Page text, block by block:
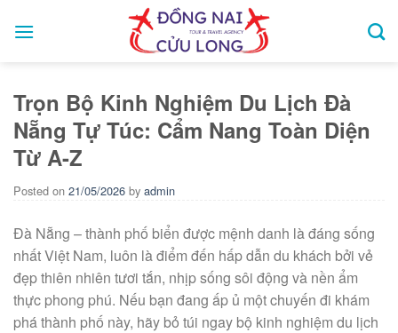
Trọn Bộ Kinh Nghiệm Du Lịch Đà
Nẵng Tự Túc: Cẩm Nang Toàn Diện
Từ A-Z
Posted on 21/05/2026 by admin
Đà Nẵng – thành phố biển được mệnh danh là đáng sống
nhất Việt Nam, luôn là điểm đến hấp dẫn du khách bởi vẻ
đẹp thiên nhiên tươi tắn, nhịp sống sôi động và nền ẩm
thực phong phú. Nếu bạn đang ấp ủ một chuyến đi khám
phá thành phố này, hãy bỏ túi ngay bộ kinh nghiệm du lịch